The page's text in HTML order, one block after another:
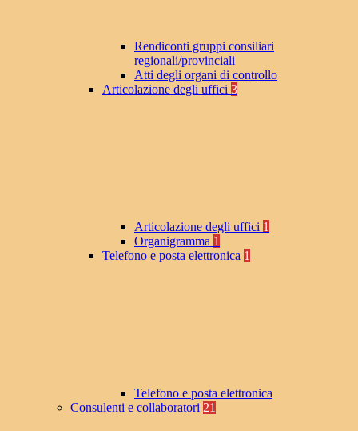
Rendiconti gruppi consiliari
regionali/provinciali
Atti degli organi di controllo
Articolazione degli uffici 3
Articolazione degli uffici 1
Organigramma 1
Telefono e posta elettronica 1
Telefono e posta elettronica
Consulenti e collaboratori 21